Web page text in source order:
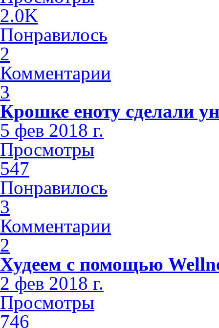
2.0K
Понравилось
2
Комментарии
3
Крошке еноту сделали
5 фев 2018 г.
Просмотры
547
Понравилось
3
Комментарии
2
Худеем с помощью
2 фев 2018 г.
Просмотры
746